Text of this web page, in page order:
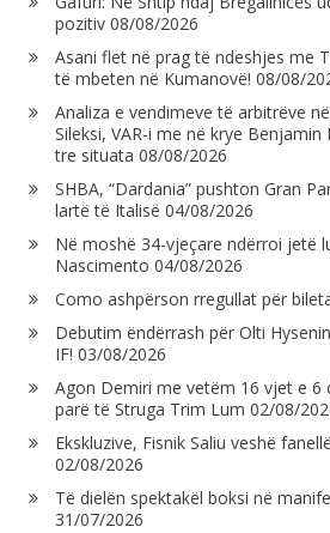
pozitiv 08/08/2026
Asani flet në prag të ndeshjes me
të mbeten në Kumanovë! 08/08/
Analiza e vendimeve të arbitrëve
Sileksi, VAR-i me në krye
tre situata 08/08/2026
SHBA, “Dardania” pushton Gran
lartë të Italisë 04/08/2026
Në moshë 34-vjeçare ndërroi jetë
Nascimento 04/08/2026
Como ashpërson rregullat për
Debutim ëndërrash për Olti
IF! 03/08/2026
Agon Demiri me vetëm 16 vjet e 6
parë të Struga Trim Lum 02/08/
Ekskluzive, Fisnik Saliu veshë
02/08/2026
Të dielën spektakël boksi në
31/07/2026